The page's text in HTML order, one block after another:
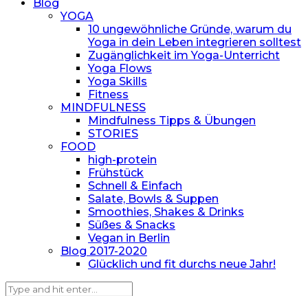
Blog
YOGA
10 ungewöhnliche Gründe, warum du
Yoga in dein Leben integrieren solltest
Zugänglichkeit im Yoga-Unterricht
Yoga Flows
Yoga Skills
Fitness
MINDFULNESS
Mindfulness Tipps & Übungen
STORIES
FOOD
high-protein
Frühstück
Schnell & Einfach
Salate, Bowls & Suppen
Smoothies, Shakes & Drinks
Süßes & Snacks
Vegan in Berlin
Blog 2017-2020
Glücklich und fit durchs neue Jahr!